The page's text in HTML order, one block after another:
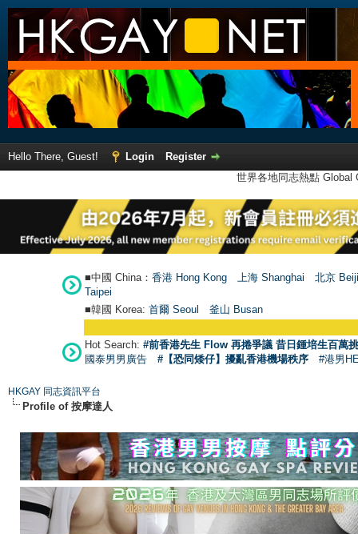
Hello There, Guest! Login
Register
世界各地同志熱點
■中國 China： 香港 Hong Kong 上海 Shanghai
北京
Taipei
■韓國 Korea: 首爾 Seoul 釜山 Busan
Hot Search: #前香港先生 Flow 再捲爭議 昔日鍾培生百萬
國泰男男廣告
#【恐同矮仔】擾亂香港機場秩序 #港男
HKGAY 同志資訊平台
Profile of 按摩達人